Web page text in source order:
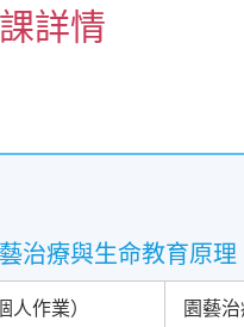
詳情
治療與生命教育原理
人作業） 園藝